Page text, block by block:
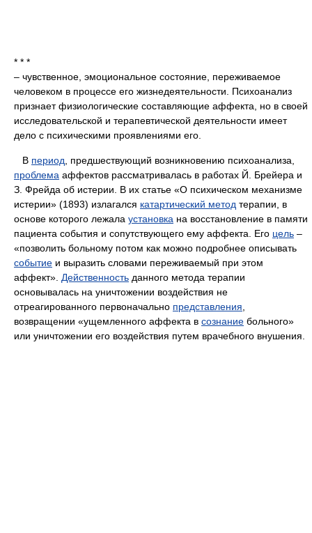
* * *
– чувственное, эмоциональное состояние, переживаемое
человеком в процессе его жизнедеятельности. Психоанализ
признает физиологические составляющие аффекта, но в своей
исследовательской и терапевтической деятельности имеет
дело с психическими проявлениями его.
В период , предшествующий возникновению психоанализа,
проблема аффектов рассматривалась в работах Й. Брейера и
З. Фрейда об истерии. В их статье «О психическом механизме
истерии» (1893) излагался катартический метод терапии, в
основе которого лежала установка на восстановление в памяти
пациента события и сопутствующего ему аффекта. Его цель –
«позволить больному потом как можно подробнее описывать
событие и выразить словами переживаемый при этом
аффект». Действенность данного метода терапии
основывалась на уничтожении воздействия не
отреагированного первоначально представления
возвращении «ущемленного аффекта в сознание больного»
или уничтожении его воздействия путем врачебного внушения.